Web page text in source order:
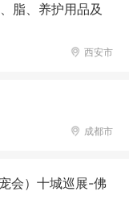
脂、养护用品及
西安市
成都市
会）十城巡展-佛